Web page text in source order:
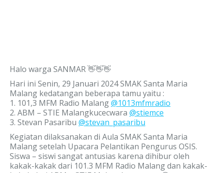
Halo warga SANMAR 👋👋👋
Hari ini Senin, 29 Januari 2024 SMAK Santa Maria
Malang kedatangan beberapa tamu yaitu :
1. 101,3 MFM Radio Malang@1013mfmradio
2. ABM – STIE Malangkucecwara @stiemce
3. Stevan Pasaribu @stevan_pasaribu
Kegiatan dilaksanakan di Aula SMAK Santa Maria
Malang setelah Upacara Pelantikan Pengurus OSIS.
Siswa – siswi sangat antusias karena dihibur oleh
kakak-kakak dari 101.3 MFM Radio Malang dan kakak-